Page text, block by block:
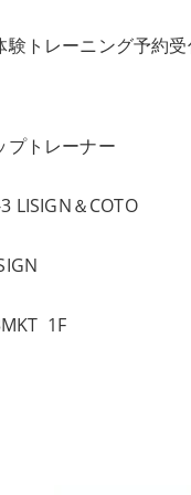
トレーニング予約受
プトレーナー
LISIGN＆COTO
1F